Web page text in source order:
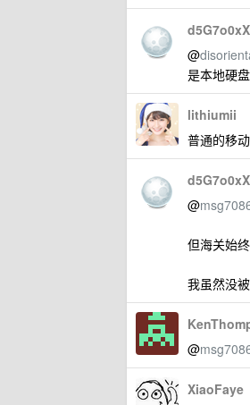
@
是本地硬盘
lithiumii
普通的移
@
但海关始
我虽然没
@
XiaoFaye